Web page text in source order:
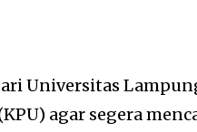
Universitas
agar segera